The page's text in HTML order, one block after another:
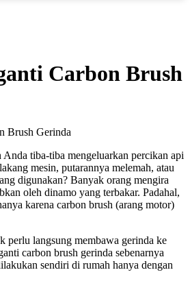
Carbon Brush
Anda tiba-tiba mengeluarkan percikan api
mesin, putarannya melemah, atau
digunakan? Banyak orang mengira
oleh dinamo yang terbakar. Padahal,
karena carbon brush (arang motor)
perlu langsung membawa gerinda ke
carbon brush gerinda sebenarnya
sendiri di rumah hanya dengan